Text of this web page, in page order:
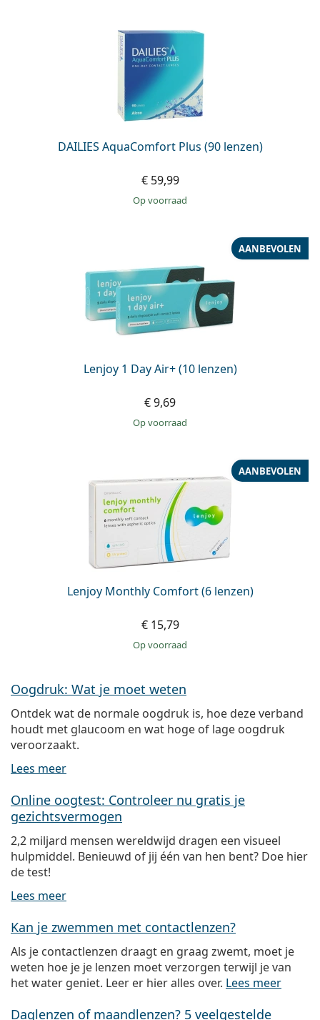
DAILIES AquaComfort Plus (90 lenzen)
€ 59,99
op voorraad
Lenjoy 1 Day Air+ (10 lenzen)
AANBEVOLEN
€ 9,69
op voorraad
Lenjoy Monthly Comfort (6 lenzen)
AANBEVOLEN
€ 15,79
op voorraad
Oogdruk: Wat je moet weten
Ontdek wat de normale oogdruk is, hoe deze verband
houdt met glaucoom en wat hoge of lage oogdruk
veroorzaakt.
Lees meer
Online oogtest: Controleer nu gratis je
gezichtsvermogen
2,2 miljard mensen wereldwijd dragen een visueel
hulpmiddel. Benieuwd of jij één van hen bent? Doe hier
de test!
Lees meer
Kan je zwemmen met contactlenzen?
Als je contactlenzen draagt en graag zwemt, moet je
weten hoe je je lenzen moet verzorgen terwijl je van
het water geniet. Leer er hier alles over. Lees meer
Daglenzen of maandlenzen? 5 veelgestelde